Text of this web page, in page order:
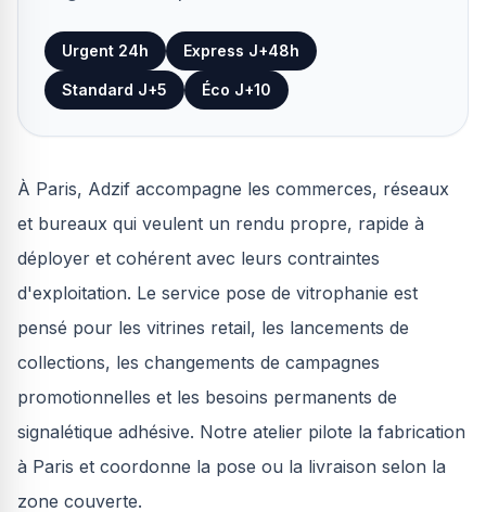
Urgent 24h Express J+48h
Standard J+5 Éco J+10
À Paris, Adzif accompagne les commerces, réseaux
et bureaux qui veulent un rendu propre, rapide à
déployer et cohérent avec leurs contraintes
d'exploitation. Le service pose de vitrophanie est
pensé pour les vitrines retail, les lancements de
collections, les changements de campagnes
promotionnelles et les besoins permanents de
signalétique adhésive. Notre atelier pilote la fabrication
à Paris et coordonne la pose ou la livraison selon la
zone couverte.